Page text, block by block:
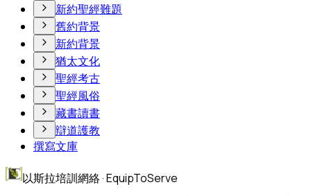
新約聖經難題
舊約背景
新約背景
猶太文化
聖經考古
聖經風俗
藏書讀書
辯道護教
撰寫文庫
以斯拉培訓網絡 · EquipToServe